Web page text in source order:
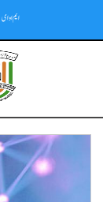
main
ایم او ای